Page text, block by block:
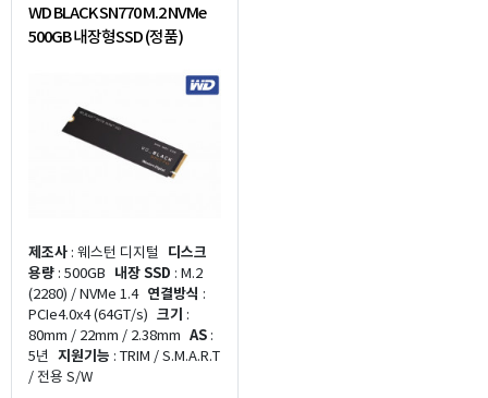
WD BLACK SN770 M.2 NVMe
500GB 내장형SSD (정품)
제조사 : 웨스턴 디지털
디스크
용량 : 500GB 내장 SSD : M.2
(2280) / NVMe 1.4 연결방식 :
PCIe4.0x4 (64GT/s) 크기 :
80mm / 22mm / 2.38mm AS :
5년 지원기능 : TRIM / S.M.A.R.T
/ 전용 S/W